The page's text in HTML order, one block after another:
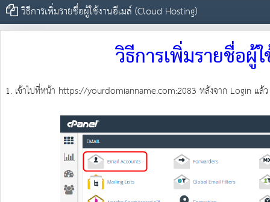
วิธีการเพิ่มรายชื่อผู้ใช้งานอีเมล์ (Cloud Hosting)
วิธีการเพิ่มรายชื่อ
1. เข้าไปที่หน้า https://yourdomianname.com:2083 หลังจาก Login แล้